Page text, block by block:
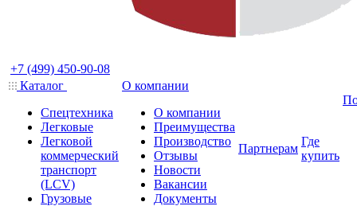
+7 (499) 450-90-08
Каталог
Спецтехника
Легковые
Легковой
коммерческий
транспорт
(LCV)
Грузовые
О компании
О компании
Преимущества
Производство
Отзывы
Новости
Вакансии
Документы
Партнерам
Где
купить